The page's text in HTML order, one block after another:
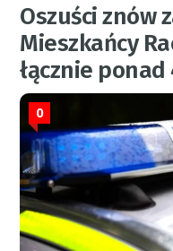
Oszuści znów
Mieszkańcy
łącznie ponad
0